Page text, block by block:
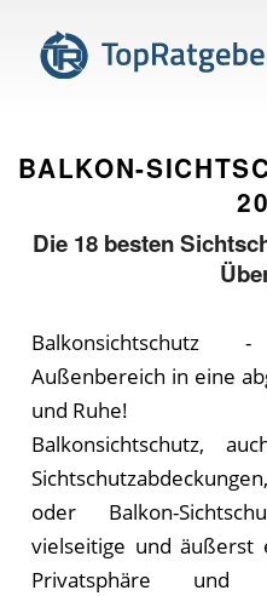
BALKON-
Die 18 besten
Außenbereich in eine
und Ruhe!
Balkonsichtschutz,
oder Balkon-
vielseitige und
Privatsphäre